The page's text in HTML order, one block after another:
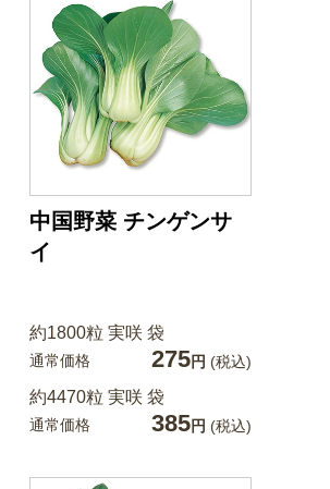
中国野菜 チンゲンサ
イ
約1800粒 実咲 袋
通常価格 275円 (税込)
約4470粒 実咲 袋
通常価格 385円 (税込)